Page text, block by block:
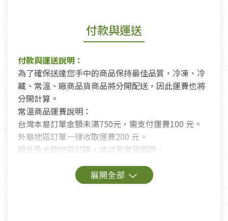
付款與運送
付款與運送說明：
為了確保送達您手中的商品保持最佳品質，冷凍、冷
藏、常溫、廠商品貨商品將分開配送，因此運費也將
分開計算。
常溫商品運費說明：
台灣本島訂單金額未滿750元，需支付運費100 元。
外島地區訂單一律收取運費200 元。
國外及大陸地區訂購，請詳見常見問題。
鑑賞期商品說明：